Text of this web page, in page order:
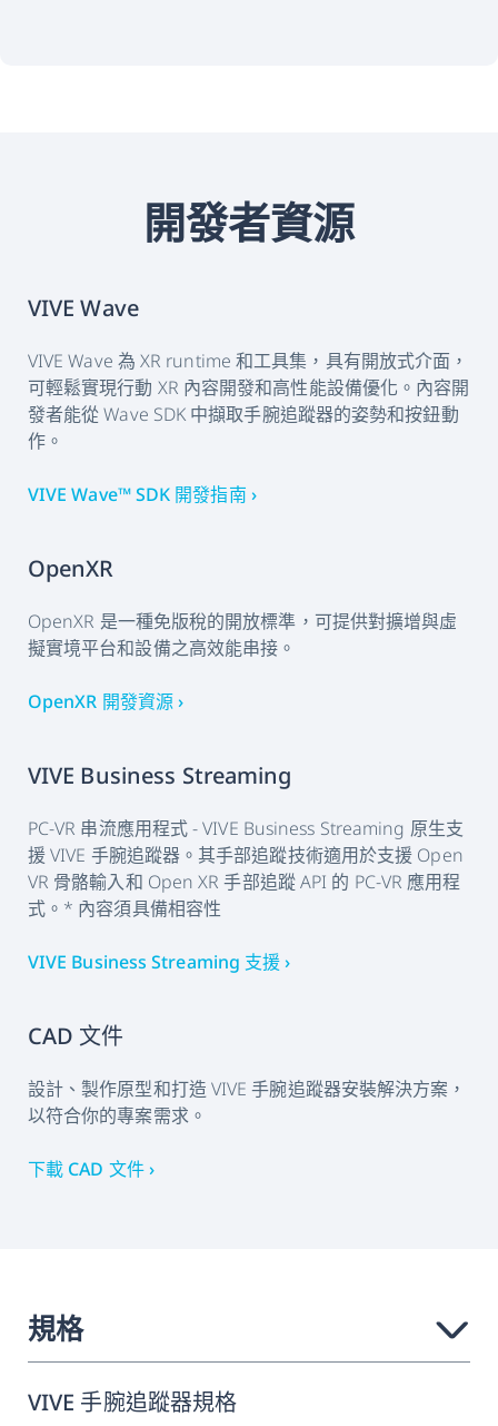
開發者資源
VIVE Wave
VIVE Wave 為 XR runtime 和工具集，具有開放式介面，
可輕鬆實現行動 XR 內容開發和高性能設備優化。內容開
發者能從 Wave SDK 中擷取手腕追蹤器的姿勢和按鈕動
作。
VIVE Wave™ SDK 開發指南 ›
OpenXR
OpenXR 是一種免版稅的開放標準，可提供對擴增與虛
擬實境平台和設備之高效能串接。
OpenXR 開發資源 ›
VIVE Business Streaming
PC-VR 串流應用程式 - VIVE Business Streaming 原生支
援 VIVE 手腕追蹤器。其手部追蹤技術適用於支援 Open
VR 骨骼輸入和 Open XR 手部追蹤 API 的 PC-VR 應用程
式。* 內容須具備相容性
VIVE Business Streaming 支援 ›
CAD 文件
設計、製作原型和打造 VIVE 手腕追蹤器安裝解決方案，
以符合你的專案需求。
下載 CAD 文件 ›
規格 ›
VIVE 手腕追蹤器規格